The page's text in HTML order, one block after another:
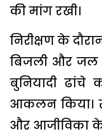
की मांग रखी।
निरीक्षण के
बिजली और जल
बुनियादी
आकलन किया।
और आजीविका